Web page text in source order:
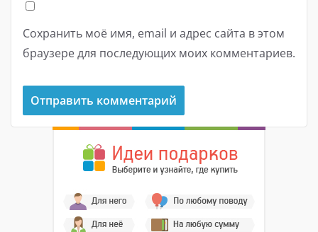
Сохранить моё имя, email и адрес сайта в этом
браузере для последующих моих комментариев.